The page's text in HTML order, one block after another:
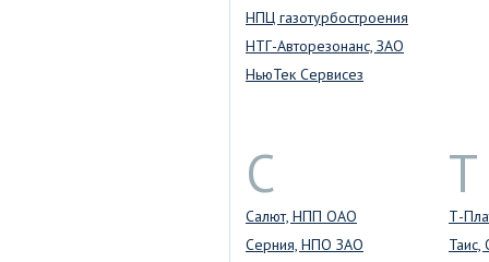
НПЦ газотурбостроения
НТГ-Авторезонанс, ЗАО
НьюТек Сервисез
С
Салют, НПП ОАО
Серния, НПО ЗАО
Т
Т-